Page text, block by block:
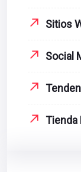
Sitios
Social
Tienda